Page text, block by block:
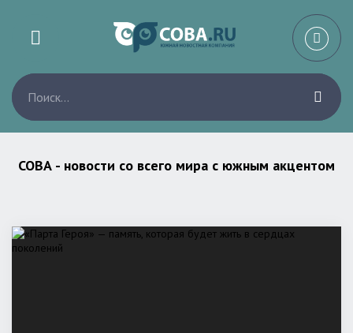
СОВА - новости со всего мира с южным акцентом